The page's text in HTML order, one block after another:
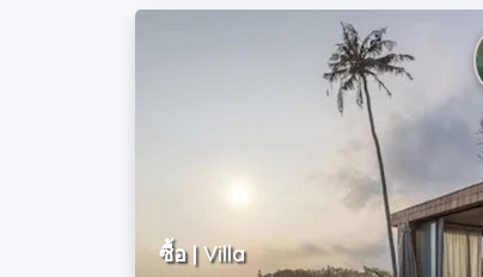
ซื้อ | Villa